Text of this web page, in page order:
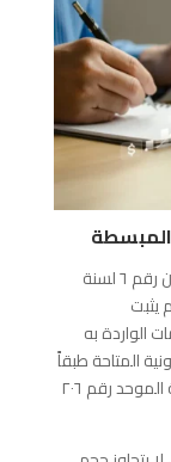
المبسطة
وهو الإقرار الضريبي للمشروعات الخاضعة للقانون رقم ٦ لسنة
يثبت
الواردة به
المتاحة طبقاً
لأحكام المادة (۳۲) من قانون الإجراءات الضريبية الموحد رقم ٢٠٦